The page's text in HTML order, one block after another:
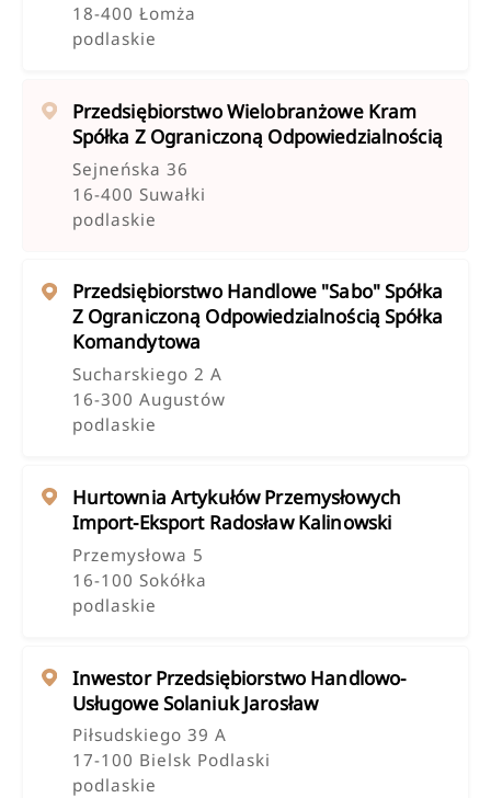
18-400 Łomża
podlaskie
Przedsiębiorstwo Wielobranżowe Kram
Spółka Z Ograniczoną Odpowiedzialnością
Sejneńska 36
16-400 Suwałki
podlaskie
Przedsiębiorstwo Handlowe "sabo" Spółka
Z Ograniczoną Odpowiedzialnością Spółka
Komandytowa
Sucharskiego 2 A
16-300 Augustów
podlaskie
Hurtownia Artykułów Przemysłowych
Import-Eksport Radosław Kalinowski
Przemysłowa 5
16-100 Sokółka
podlaskie
Inwestor Przedsiębiorstwo Handlowo-
Usługowe Solaniuk Jarosław
Piłsudskiego 39 A
17-100 Bielsk Podlaski
podlaskie